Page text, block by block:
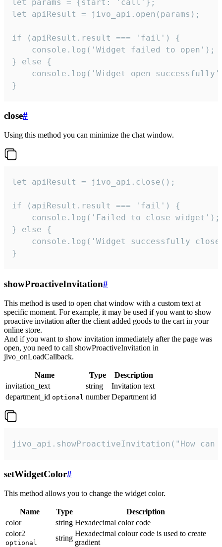
let params = {start: 'call'};
let apiResult = jivo_api.open(params);
if (apiResult.result === 'fail') {
    console.log('Widget failed to open');
} else {
console.log('Widget open
}
close#
Using this method you can minimize the chat window.
let apiResult = jivo_api.close();
if (apiResult.result === 'fail') {
    console.log('Failed to close widget');
} else {
console.log('Widget successfully
}
showProactiveInvitation#
This method is used to open chat window with a custom text at
specific moment. For example, it may be used if you want to show
proactive invitation after the client added goods to the cart in your
online store.
And if you want to show invitation immediately after the page was
open, you need to call showProactiveInvitation in
jivo_onLoadCallback.
Name Type
Description
invitation_text
string
Invitation text
department_id optional number Department id
jivo_api.showProactiveInvitation("How
setWidgetColor#
This method allows you to change the widget color.
Name Type
Description
color
string Hexadecimal color code
color2
optional
string
Hexadecimal colour code is used to create
gradient